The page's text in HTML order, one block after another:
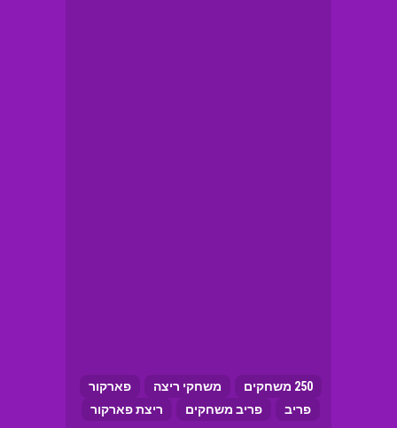
250 משחקים משחקי ריצה
פארקור
פריב
פריב משחקים ריצת פארקור